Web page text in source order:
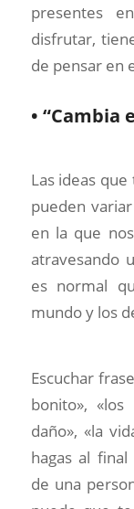
presentes
disfrutar,
de pensar en
• “Cambia
Las ideas
pueden
en la que
atravesando
es normal
mundo y los
Escuchar
bonito»,
daño», «la
hagas al final
de una